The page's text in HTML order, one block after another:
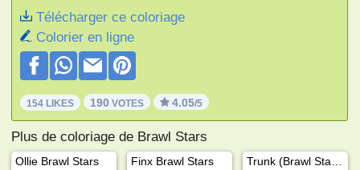
Télécharger ce coloriage
Colorier en ligne
154 LIKES 190 VOTES 4.05/5
Plus de coloriage de Brawl Stars
Ollie Brawl Stars Finx Brawl Stars